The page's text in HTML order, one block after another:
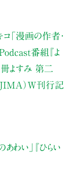
コ「漫画の作者・
番組『よ
冊よすみ 第二
）W刊行記
あわい」
『ひらい